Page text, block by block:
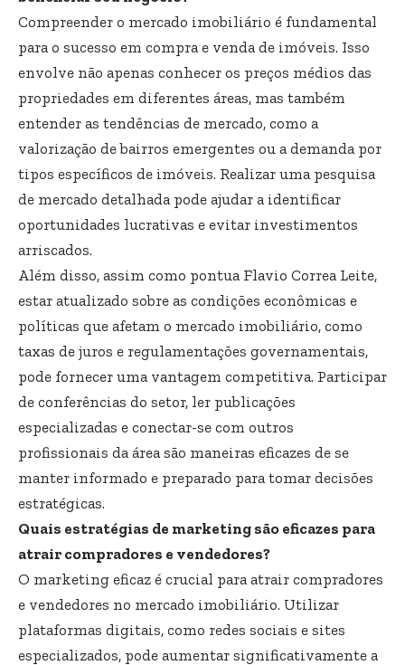
Compreender o mercado imobiliário é fundamental
para o sucesso em compra e venda de imóveis. Isso
envolve não apenas conhecer os preços médios das
propriedades em diferentes áreas, mas também
entender as tendências de mercado, como a
valorização de bairros emergentes ou a demanda por
tipos específicos de imóveis. Realizar uma pesquisa
de mercado detalhada pode ajudar a identificar
oportunidades lucrativas e evitar investimentos
arriscados.
Além disso, assim como pontua Flavio Correa Leite,
estar atualizado sobre as condições econômicas e
políticas que afetam o mercado imobiliário, como
taxas de juros e regulamentações governamentais,
pode fornecer uma vantagem competitiva. Participar
de conferências do setor, ler publicações
especializadas e conectar-se com outros
profissionais da área são maneiras eficazes de se
manter informado e preparado para tomar decisões
estratégicas.
Quais estratégias de marketing são eficazes para
atrair compradores e vendedores?
O marketing eficaz é crucial para atrair compradores
e vendedores no mercado imobiliário. Utilizar
plataformas digitais, como redes sociais e sites
especializados, pode aumentar significativamente a